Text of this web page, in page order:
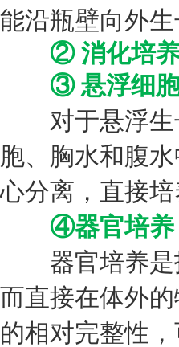
能沿瓶壁向外生
② 消化培养
③ 悬浮细
对于悬浮生
胞、胸水和腹
心分离，直接
④器官培养
器官培养是
而直接在体外
的相对完整性